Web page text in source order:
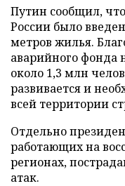
Путин сообщил,
России было
метров жилья.
аварийного фонда
около 1,3 млн
развивается и
всей территории
Отдельно
работающих на
регионах,
атак.